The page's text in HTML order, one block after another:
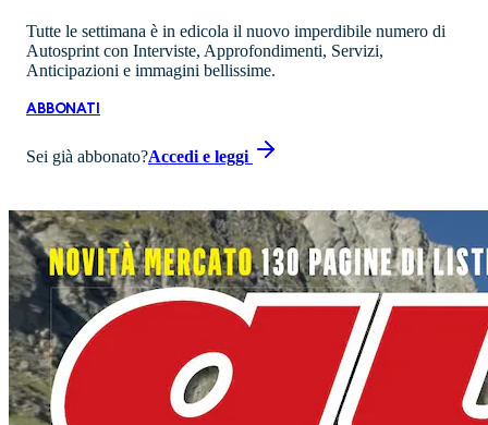
Tutte le settimana è in edicola il nuovo imperdibile numero di
Autosprint con Interviste, Approfondimenti, Servizi,
Anticipazioni e immagini bellissime.
ABBONATI
Sei già abbonato?Accedi e leggi